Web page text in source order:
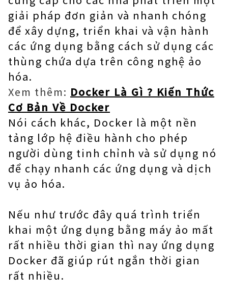
giải pháp đơn giản và nhanh chóng
để xây dựng, triển khai và vận hành
các ứng dụng bằng cách sử dụng các
thùng chứa dựa trên công nghệ ảo
hóa.
Xem thêm: Docker Là Gì ? Kiến Thức
Cơ Bản Về Docker
Nói cách khác, Docker là một nền
tảng lớp hệ điều hành cho phép
người dùng tinh chỉnh và sử dụng nó
để chạy nhanh các ứng dụng và dịch
vụ ảo hóa.
Nếu như trước đây quá trình triển
khai một ứng dụng bằng máy ảo mất
rất nhiều thời gian thì nay ứng dụng
Docker đã giúp rút ngắn thời gian
rất nhiều.